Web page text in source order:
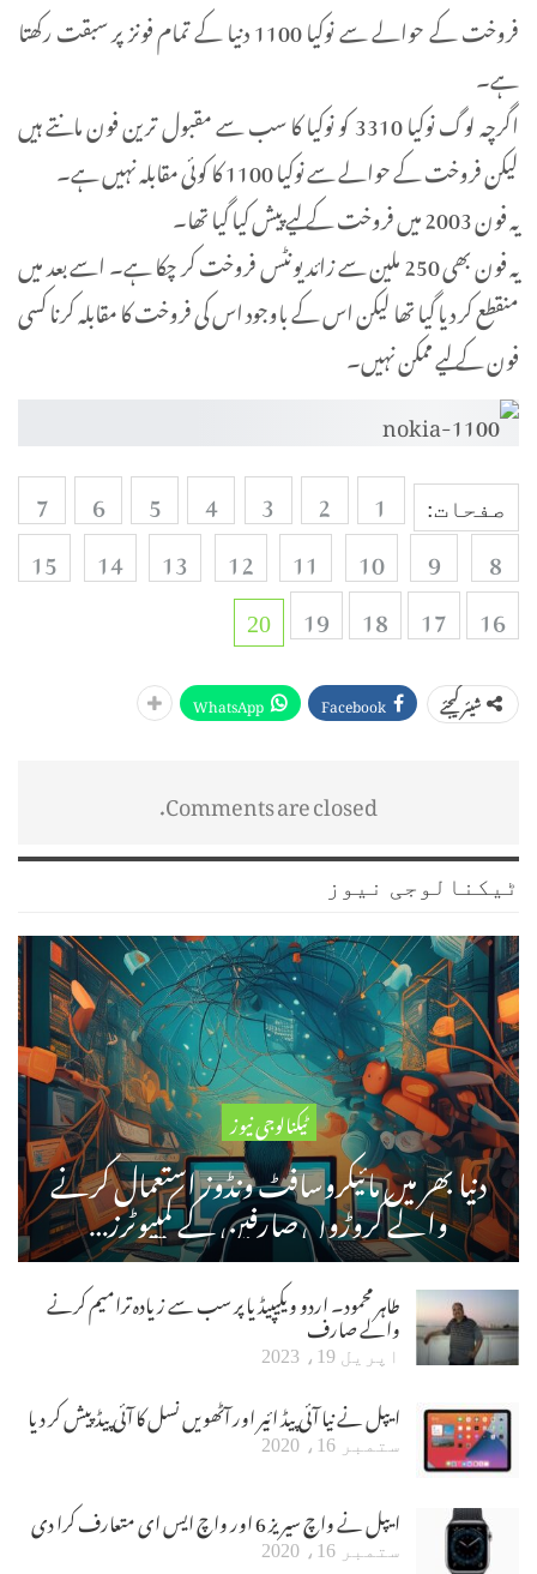
فروخت کے حوالے سے نوکیا 1100 دنیا کے تمام فونز پر سبقت رکھتا
ہے۔
اگرچہ لوگ نوکیا 3310 کو نوکیا کا سب سے مقبول ترین فون مانتے ہیں
لیکن فروخت کے حوالے سے نوکیا 1100 کا کوئی مقابلہ نہیں ہے۔
یہ فون 2003 میں فروخت کے لیے پیش کیا گیا تھا۔
یہ فون بھی 250 ملین سے زائد یونٹس فروخت کر چکا ہے۔ اسے بعد میں
منقطع کر دیا گیا تھا لیکن اس کے باوجود اس کی فروخت کا مقابلہ کرنا کسی
فون کے لیے ممکن نہیں۔
صفحات: 1
2
3
4
5
6
7
8
9
10
11
12
13
14
15
16
17
18
19
20
شیئر کیجئے Facebook
WhatsApp
Comments are closed.
ٹیکنالوجی نیوز
ٹیکنالوجی نیوز
دنیا بھر میں مائیکروسافٹ ونڈوز استعمال کرنے
والے کروڑوں صارفین کے کمپیوٹرز…
طاہر محمود۔ اردو ویکیپیڈیا پر سب سے زیادہ ترامیم کرنے
والے صارف
اپریل 19، 2023
ایپل نے نیا آئی پیڈ ائیر اور آٹھویں نسل کا آئی پیڈ پیش کر دیا
ستمبر 16، 2020
ایپل نے واچ سیریز 6 اور واچ ایس ای متعارف کرا دی
ستمبر 16، 2020